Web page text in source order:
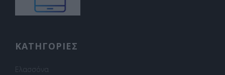
ΚΑΤΗΓΟΡΙΕΣ
Ελασσόνα